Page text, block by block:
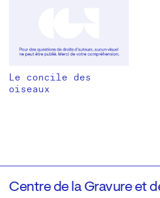
Le concile des
oiseaux
Centre de la Gravure et